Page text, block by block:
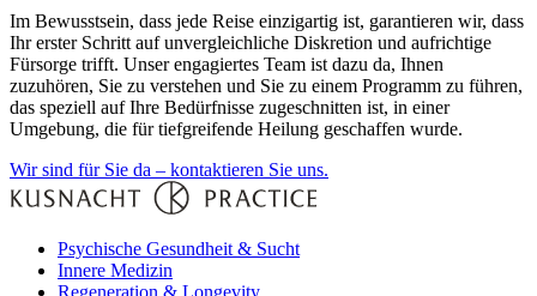
Im Bewusstsein, dass jede Reise einzigartig ist, garantieren wir, dass
Ihr erster Schritt auf unvergleichliche Diskretion und aufrichtige
Fürsorge trifft. Unser engagiertes Team ist dazu da, Ihnen
zuzuhören, Sie zu verstehen und Sie zu einem Programm zu führen,
das speziell auf Ihre Bedürfnisse zugeschnitten ist, in einer
Umgebung, die für tiefgreifende Heilung geschaffen wurde.
Wir sind für Sie da – kontaktieren Sie uns.
Psychische Gesundheit & Sucht
Innere Medizin
Regeneration & Longevity